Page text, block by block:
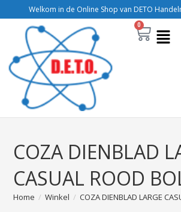
Welkom in de Online Shop van DETO
0
COZA DIENBLAD
CASUAL ROOD
Home / Winkel / COZA DIENBLAD LARGE